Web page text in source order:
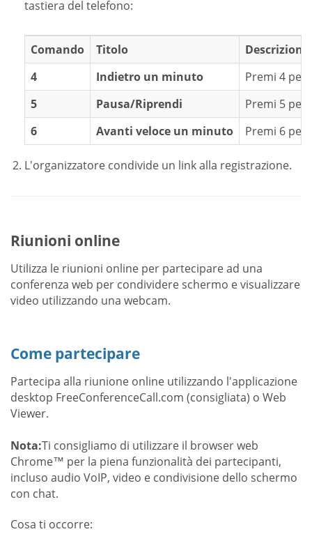
tastiera del telefono:
Comando Titolo
Descrizione
4
Indietro un minuto
Premi 4
5
Pausa/Riprendi
Premi 5 per
6
Avanti veloce un minuto Premi 6 per
L'organizzatore condivide un link alla registrazione.
Riunioni online
Utilizza le riunioni online per partecipare ad una
conferenza web per condividere schermo e visualizzare
video utilizzando una webcam.
Come partecipare
Partecipa alla riunione online utilizzando l'applicazione
desktop FreeConferenceCall.com (consigliata) o Web
Viewer.
Nota:Ti consigliamo di utilizzare il browser web
Chrome™ per la piena funzionalità dei partecipanti,
incluso audio VoIP, video e condivisione dello schermo
con chat.
Cosa ti occorre: